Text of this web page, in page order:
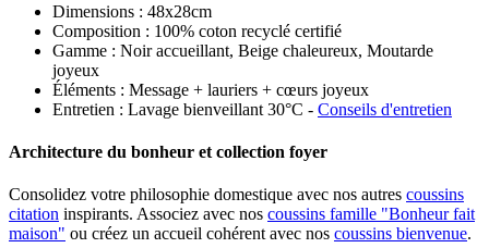
Dimensions : 48x28cm
Composition : 100% coton recyclé certifié
Gamme : Noir accueillant, Beige chaleureux, Moutarde
joyeux
Éléments : Message + lauriers + cœurs joyeux
Entretien : Lavage bienveillant 30°C - Conseils d'entretien
Architecture du bonheur et collection foyer
Consolidez votre philosophie domestique avec nos autres coussins
citation inspirants. Associez avec nos coussins famille "Bonheur fait
maison" ou créez un accueil cohérent avec nos coussins bienvenue.